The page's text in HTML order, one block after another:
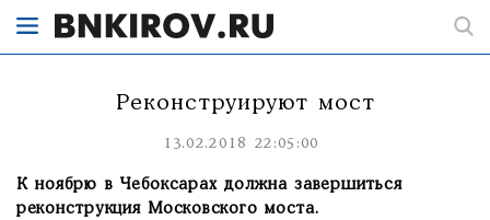
Реконструируют мост
13.02.2018 22:05:00
К ноябрю в Чебоксарах должна завершиться
реконструкция Московского моста.